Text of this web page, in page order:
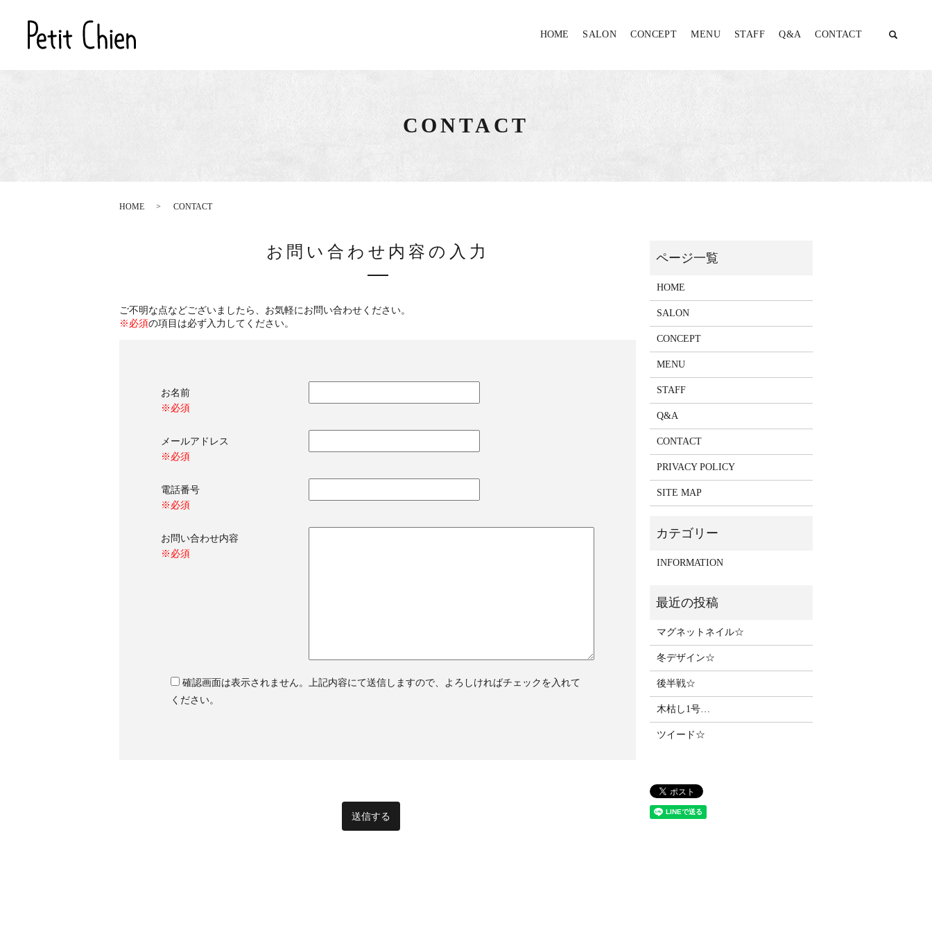
HOME SALON CONCEPT MENU STAFF Q&A CONTACT
CONTACT
HOME CONTACT
お問い合わせ内容の入力
ご不明な点などございましたら、お気軽にお問い合わせください。
※必須の項目は必ず入力してください。
お名前
※必須
メールアドレス
※必須
電話番号
※必須
お問い合わせ内容
※必須
確認画面は表示されません。上記内容にて送信しますので、よろしければチェックを入れて
ください。
HOME
SALON
CONCEPT
MENU
STAFF
Q&A
CONTACT
PRIVACY POLICY
SITE MAP
INFORMATION
マグネットネイル☆
冬デザイン☆
後半戦☆
木枯し1号…
ツイード☆